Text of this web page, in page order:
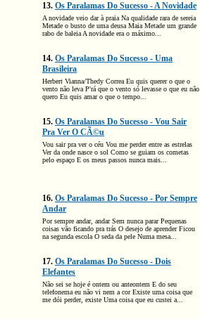
13. Os Paralamas Do Sucesso - A Novidade
A novidade veio dar à praia Na qualidade rara de sereia
Metade o busto de uma deusa Maia Metade um grande
rabo de baleia A novidade era o máximo...
14. Os Paralamas Do Sucesso - Uma
Brasileira
Herbert Vianna/Thedy Correa Eu quis querer o que o
vento não leva P'rá que o vento só levasse o que eu não
quero Eu quis amar o que o tempo...
15. Os Paralamas Do Sucesso - Vou Sair
Pra Ver O CÃ©u
Vou sair pra ver o céu Vou me perder entre as estrelas
Ver da onde nasce o sol Como se guiam os cometas
pelo espaço E os meus passos nunca mais...
16. Os Paralamas Do Sucesso - Por Sempre
Andar
Por sempre andar, andar Sem nunca parar Pequenas
coisas vão ficando pra trás O desejo de aprender Ficou
na segunda escola O seda da pele Numa mesa...
17. Os Paralamas Do Sucesso - Dois
Elefantes
Não sei se hoje é ontem ou anteontem E do seu
telefonema eu não vi nem a cor Existe uma coisa que
me dói perder, existe Uma coisa que eu custei a...